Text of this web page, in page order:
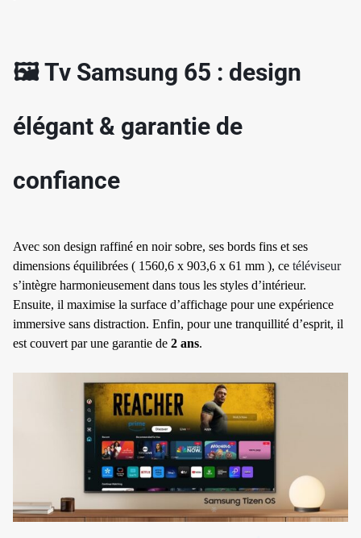
🖼 Tv Samsung 65 : design
élégant & garantie de
confiance
Avec son design raffiné en noir sobre, ses bords fins et ses
dimensions équilibrées ( 1560,6 x 903,6 x 61 mm ), ce téléviseur
s’intègre harmonieusement dans tous les styles d’intérieur.
Ensuite, il maximise la surface d’affichage pour une expérience
immersive sans distraction. Enfin, pour une tranquillité d’esprit, il
est couvert par une garantie de 2 ans.
✱